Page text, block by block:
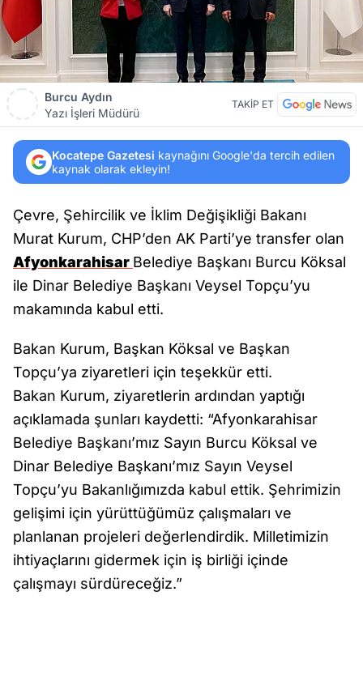
Burcu Aydın
Yazı İşleri Müdürü
TAKİP ET
Kocatepe Gazetesi kaynağını Google'da tercih edilen
kaynak olarak ekleyin!
Çevre, Şehircilik ve İklim Değişikliği Bakanı
Murat Kurum, CHP’den AK Parti’ye transfer olan
Afyonkarahisar Belediye Başkanı Burcu Köksal
ile Dinar Belediye Başkanı Veysel Topçu’yu
makamında kabul etti.
Bakan Kurum, Başkan Köksal ve Başkan
Topçu’ya ziyaretleri için teşekkür etti.
Bakan Kurum, ziyaretlerin ardından yaptığı
açıklamada şunları kaydetti: “Afyonkarahisar
Belediye Başkanı’mız Sayın Burcu Köksal ve
Dinar Belediye Başkanı’mız Sayın Veysel
Topçu’yu Bakanlığımızda kabul ettik. Şehrimizin
gelişimi için yürüttüğümüz çalışmaları ve
planlanan projeleri değerlendirdik. Milletimizin
ihtiyaçlarını gidermek için iş birliği içinde
çalışmayı sürdüreceğiz.”